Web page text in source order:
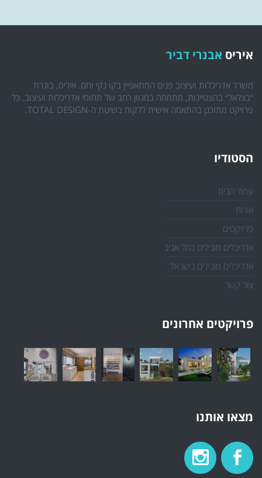
איריס אבנרי דביר
משרד אדריכלות ועיצוב פנים המתאפיין בקו נקי וחם. איריס, בוגרת
״בצלאל״ בהצטיינות, מתמחה במגוון רחב של תחומי אדריכלות ועיצוב. כל
פרויקט מתוכנן בהתאמה אישית ללקוח בשיטת ה-TOTAL DESIGN.
הסטודיו
עמוד הבית
אודות
פרויקטים
אדריכלים מובילים בתל אביב
אדריכלים מובילים בישראל
צור קשר
פרויקטים אחרונים
מצאו אותנו